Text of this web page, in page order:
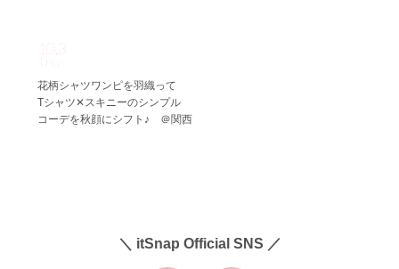
花柄シャツワンピを羽織って
Tシャツ✕スキニーのシンプル
コーデを秋顔にシフト♪ ＠関西
＼ itSnap Official SNS ／